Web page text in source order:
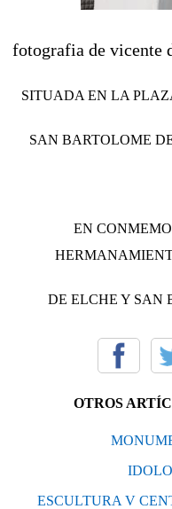
fotografia de vicente
SITUADA EN LA
SAN BARTOLOME
EN
DE ELCHE Y SAN
OTROS
ESCULTURA V